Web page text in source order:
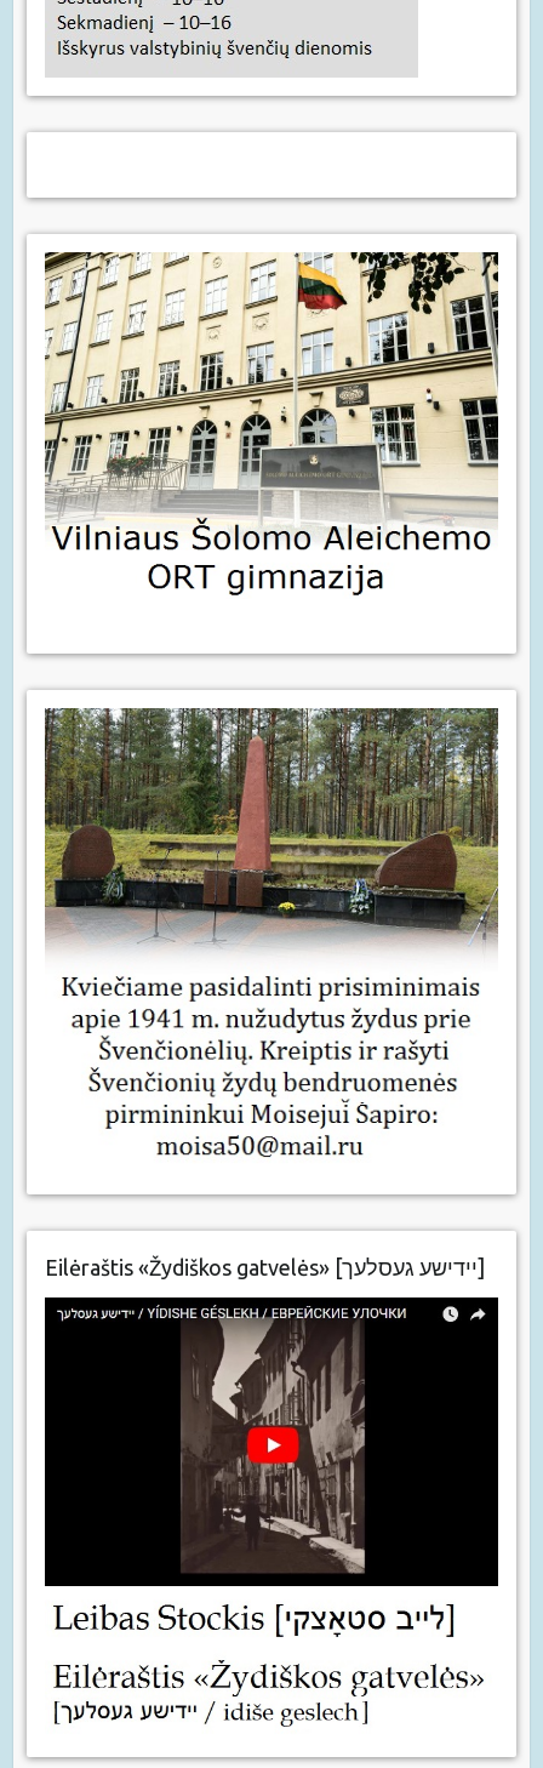
Eilėraštis «Žydiškos gatvelės» [יידישע געסלעך]